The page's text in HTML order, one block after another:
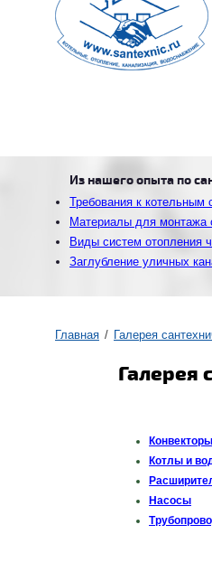
Главная Галерея
Галерея
Котлы и
Насосы
Из нашего опыта по
Требования к котельным
Материалы для монтажа
Виды систем отопления
Заглубление уличных